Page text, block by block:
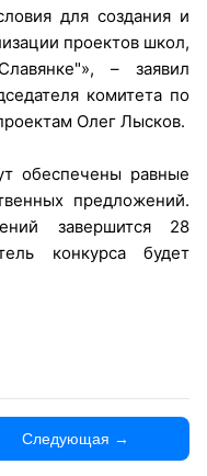
для создания и
проектов школ,
– заявил
комитета по
Олег Лысков.
обеспечены равные
предложений.
завершится 28
конкурса будет
Следующая →